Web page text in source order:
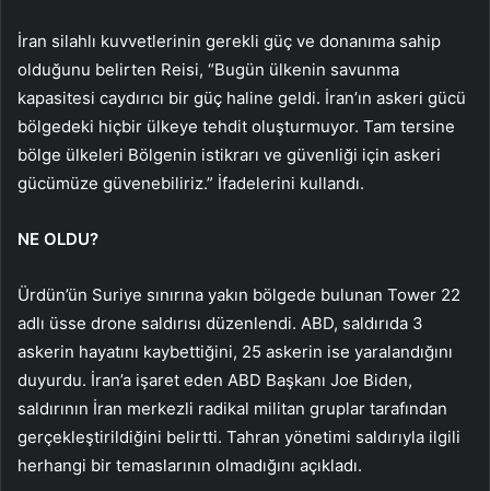
İran silahlı kuvvetlerinin gerekli güç ve donanıma sahip
olduğunu belirten Reisi, “Bugün ülkenin savunma
kapasitesi caydırıcı bir güç haline geldi. İran’ın askeri gücü
bölgedeki hiçbir ülkeye tehdit oluşturmuyor. Tam tersine
bölge ülkeleri Bölgenin istikrarı ve güvenliği için askeri
gücümüze güvenebiliriz.” İfadelerini kullandı.
NE OLDU?
Ürdün’ün Suriye sınırına yakın bölgede bulunan Tower 22
adlı üsse drone saldırısı düzenlendi. ABD, saldırıda 3
askerin hayatını kaybettiğini, 25 askerin ise yaralandığını
duyurdu. İran’a işaret eden ABD Başkanı Joe Biden,
saldırının İran merkezli radikal militan gruplar tarafından
gerçekleştirildiğini belirtti. Tahran yönetimi saldırıyla ilgili
herhangi bir temaslarının olmadığını açıkladı.